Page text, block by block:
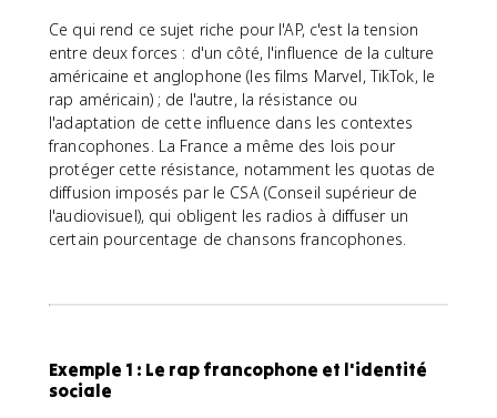
Ce qui rend ce sujet riche pour l'AP, c'est la tension
entre deux forces : d'un côté, l'influence de la culture
américaine et anglophone (les films Marvel, TikTok, le
rap américain) ; de l'autre, la résistance ou
l'adaptation de cette influence dans les contextes
francophones. La France a même des lois pour
protéger cette résistance, notamment les quotas de
diffusion imposés par le CSA (Conseil supérieur de
l'audiovisuel), qui obligent les radios à diffuser un
certain pourcentage de chansons francophones.
Exemple 1 : Le rap francophone et l'identité
sociale